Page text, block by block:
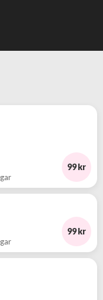
99 kr
99 kr